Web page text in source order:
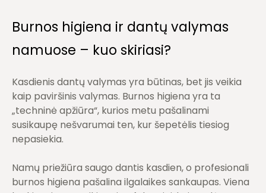
Burnos higiena ir dantų valymas
namuose – kuo skiriasi?
Kasdienis dantų valymas yra būtinas, bet jis veikia
kaip paviršinis valymas. Burnos higiena yra ta
„techninė apžiūra“, kurios metu pašalinami
susikaupę nešvarumai ten, kur šepetėlis tiesiog
nepasiekia.
Namų priežiūra saugo dantis kasdien, o profesionali
burnos higiena pašalina ilgalaikes sankaupas. Viena